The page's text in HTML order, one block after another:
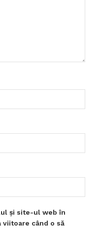
și site-ul web în
când o să